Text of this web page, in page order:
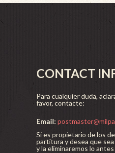
CONTACT
Para cualquier duda,
favor, contacte:
Email:
Si es propietario de los
partitura y desea que sea
y la eliminaremos lo